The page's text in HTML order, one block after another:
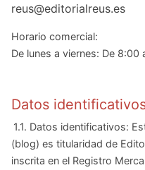
reus@editorialreus.es
Horario comercial:
De lunes a viernes: De 8:00
Datos
1.1. Datos identificativos:
(blog) es titularidad de
inscrita en el Registro